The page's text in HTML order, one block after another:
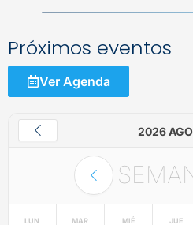
Próximos eventos
Ver Agenda
2026
LUN MAR MIÉ JUE